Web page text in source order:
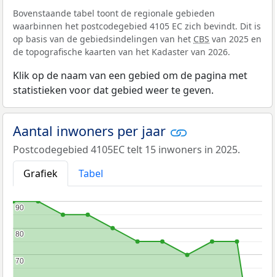
Bovenstaande tabel toont de regionale gebieden
waarbinnen het postcodegebied 4105 EC zich bevindt. Dit is
op basis van de gebiedsindelingen van het CBS van 2025 en
de topografische kaarten van het Kadaster van 2026.
Klik op de naam van een gebied om de pagina met
statistieken voor dat gebied weer te geven.
Aantal inwoners per jaar
Postcodegebied 4105EC telt 15 inwoners in 2025.
Grafiek
Tabel
70
70
80
80
90
90